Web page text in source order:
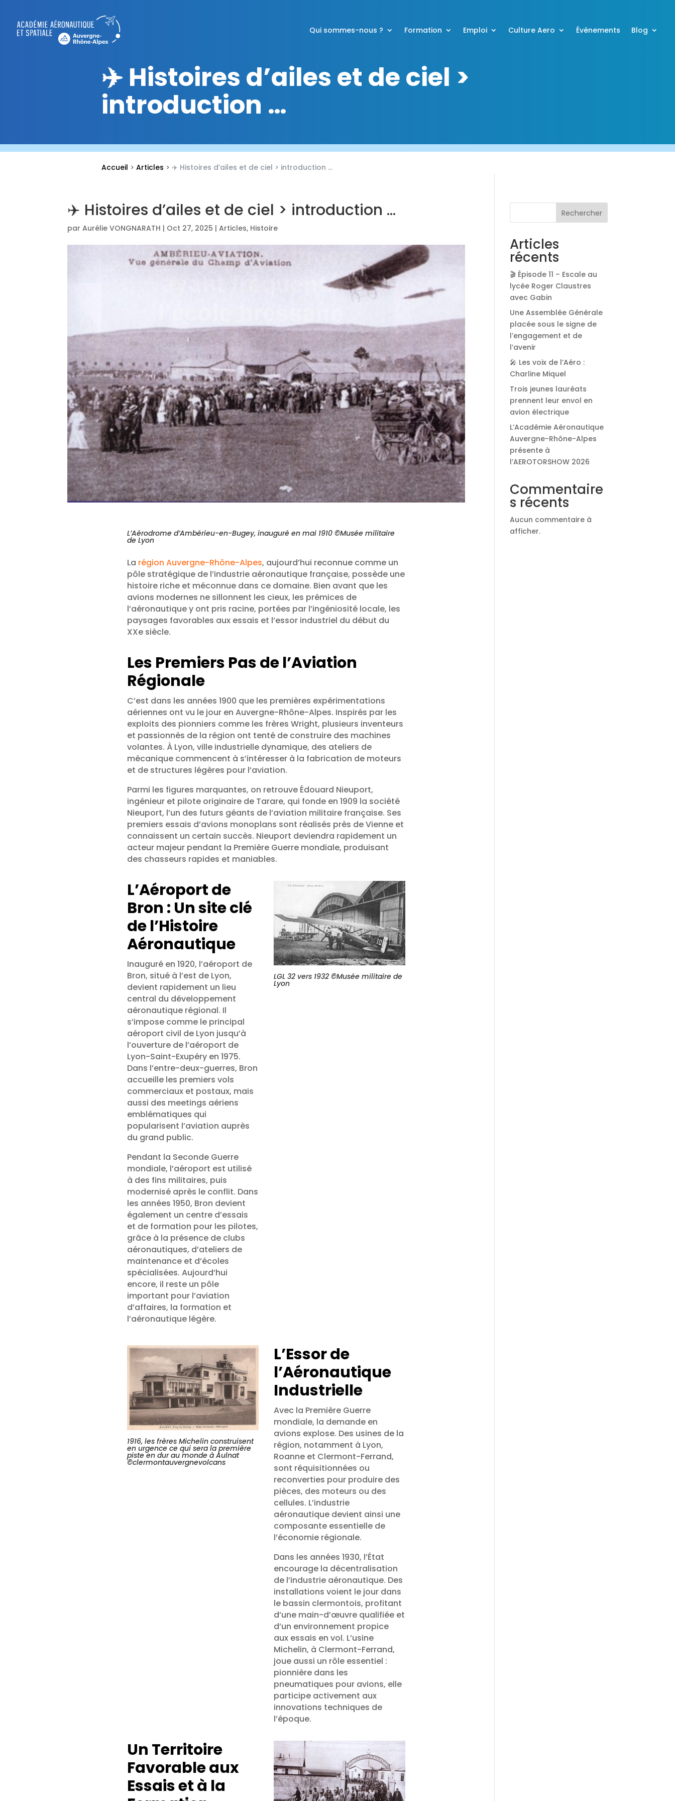
Qui sommes-nous ? Formation Emploi Culture Aero Événements Blog
✈️ Histoires d’ailes et de ciel >
introduction …
Accueil > Articles > ✈️ Histoires d’ailes et de ciel > introduction …
✈️ Histoires d’ailes et de ciel > introduction …
parAurélie VONGNARATH | Oct 27, 2025 |Articles, Histoire
L’Aérodrome d’Ambérieu-en-Bugey, inauguré en mai 1910 ©Musée militaire
de Lyon
La région Auvergne-Rhône-Alpes, aujourd’hui reconnue comme un
pôle stratégique de l’industrie aéronautique française, possède une
histoire riche et méconnue dans ce domaine. Bien avant que les
avions modernes ne sillonnent les cieux, les prémices de
l’aéronautique y ont pris racine, portées par l’ingéniosité locale, les
paysages favorables aux essais et l’essor industriel du début du
XXe siècle.
Les Premiers Pas de l’Aviation
Régionale
C’est dans les années 1900 que les premières expérimentations
aériennes ont vu le jour en Auvergne-Rhône-Alpes. Inspirés par les
exploits des pionniers comme les frères Wright, plusieurs inventeurs
et passionnés de la région ont tenté de construire des machines
volantes. À Lyon, ville industrielle dynamique, des ateliers de
mécanique commencent à s’intéresser à la fabrication de moteurs
et de structures légères pour l’aviation.
Parmi les figures marquantes, on retrouve Édouard Nieuport,
ingénieur et pilote originaire de Tarare, qui fonde en 1909 la société
Nieuport, l’un des futurs géants de l’aviation militaire française. Ses
premiers essais d’avions monoplans sont réalisés près de Vienne et
connaissent un certain succès. Nieuport deviendra rapidement un
acteur majeur pendant la Première Guerre mondiale, produisant
des chasseurs rapides et maniables.
L’Aéroport de
Bron : Un site clé
de l’Histoire
Aéronautique
Inauguré en 1920, l’aéroport de
Bron, situé à l’est de Lyon,
devient rapidement un lieu
central du développement
aéronautique régional. Il
s’impose comme le principal
aéroport civil de Lyon jusqu’à
l’ouverture de l’aéroport de
Lyon-Saint-Exupéry en 1975.
Dans l’entre-deux-guerres, Bron
accueille les premiers vols
commerciaux et postaux, mais
aussi des meetings aériens
emblématiques qui
popularisent l’aviation auprès
du grand public.
Pendant la Seconde Guerre
mondiale, l’aéroport est utilisé
à des fins militaires, puis
modernisé après le conflit. Dans
les années 1950, Bron devient
également un centre d’essais
et de formation pour les pilotes,
grâce à la présence de clubs
aéronautiques, d’ateliers de
maintenance et d’écoles
spécialisées. Aujourd’hui
encore, il reste un pôle
important pour l’aviation
d’affaires, la formation et
l’aéronautique légère.
LGL 32 vers 1932 ©Musée militaire de
Lyon
1916, les frères Michelin construisent
en urgence ce qui sera la première
piste en dur au monde à Aulnat
©clermontauvergnevolcans
L’Essor de
l’Aéronautique
Industrielle
Avec la Première Guerre
mondiale, la demande en
avions explose. Des usines de la
région, notamment à Lyon,
Roanne et Clermont-Ferrand,
sont réquisitionnées ou
reconverties pour produire des
pièces, des moteurs ou des
cellules. L’industrie
aéronautique devient ainsi une
composante essentielle de
l’économie régionale.
Dans les années 1930, l’État
encourage la décentralisation
de l’industrie aéronautique. Des
installations voient le jour dans
le bassin clermontois, profitant
d’une main-d’œuvre qualifiée et
d’un environnement propice
aux essais en vol. L’usine
Michelin, à Clermont-Ferrand,
joue aussi un rôle essentiel :
pionnière dans les
pneumatiques pour avions, elle
participe activement aux
innovations techniques de
l’époque.
Un Territoire
Favorable aux
Essais et à la
Rechercher
Articles
récents
🎬 Épisode 11 – Escale au
lycée Roger Claustres
avec Gabin
Une Assemblée Générale
placée sous le signe de
l’engagement et de
l’avenir
🎤 Les voix de l’Aéro :
Charline Miquel
Trois jeunes lauréats
prennent leur envol en
avion électrique
L’Académie Aéronautique
Auvergne-Rhône-Alpes
présente à
l’AEROTORSHOW 2026
Commentaire
s récents
Aucun commentaire à
afficher.